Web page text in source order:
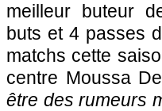
meilleur buteur
buts et 4 passes
matchs cette
centre Moussa
être des rumeurs